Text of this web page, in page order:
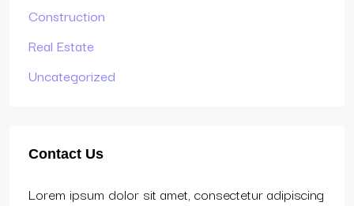
Construction
Real Estate
Uncategorized
Contact Us
Lorem ipsum dolor sit amet, consectetur adipiscing